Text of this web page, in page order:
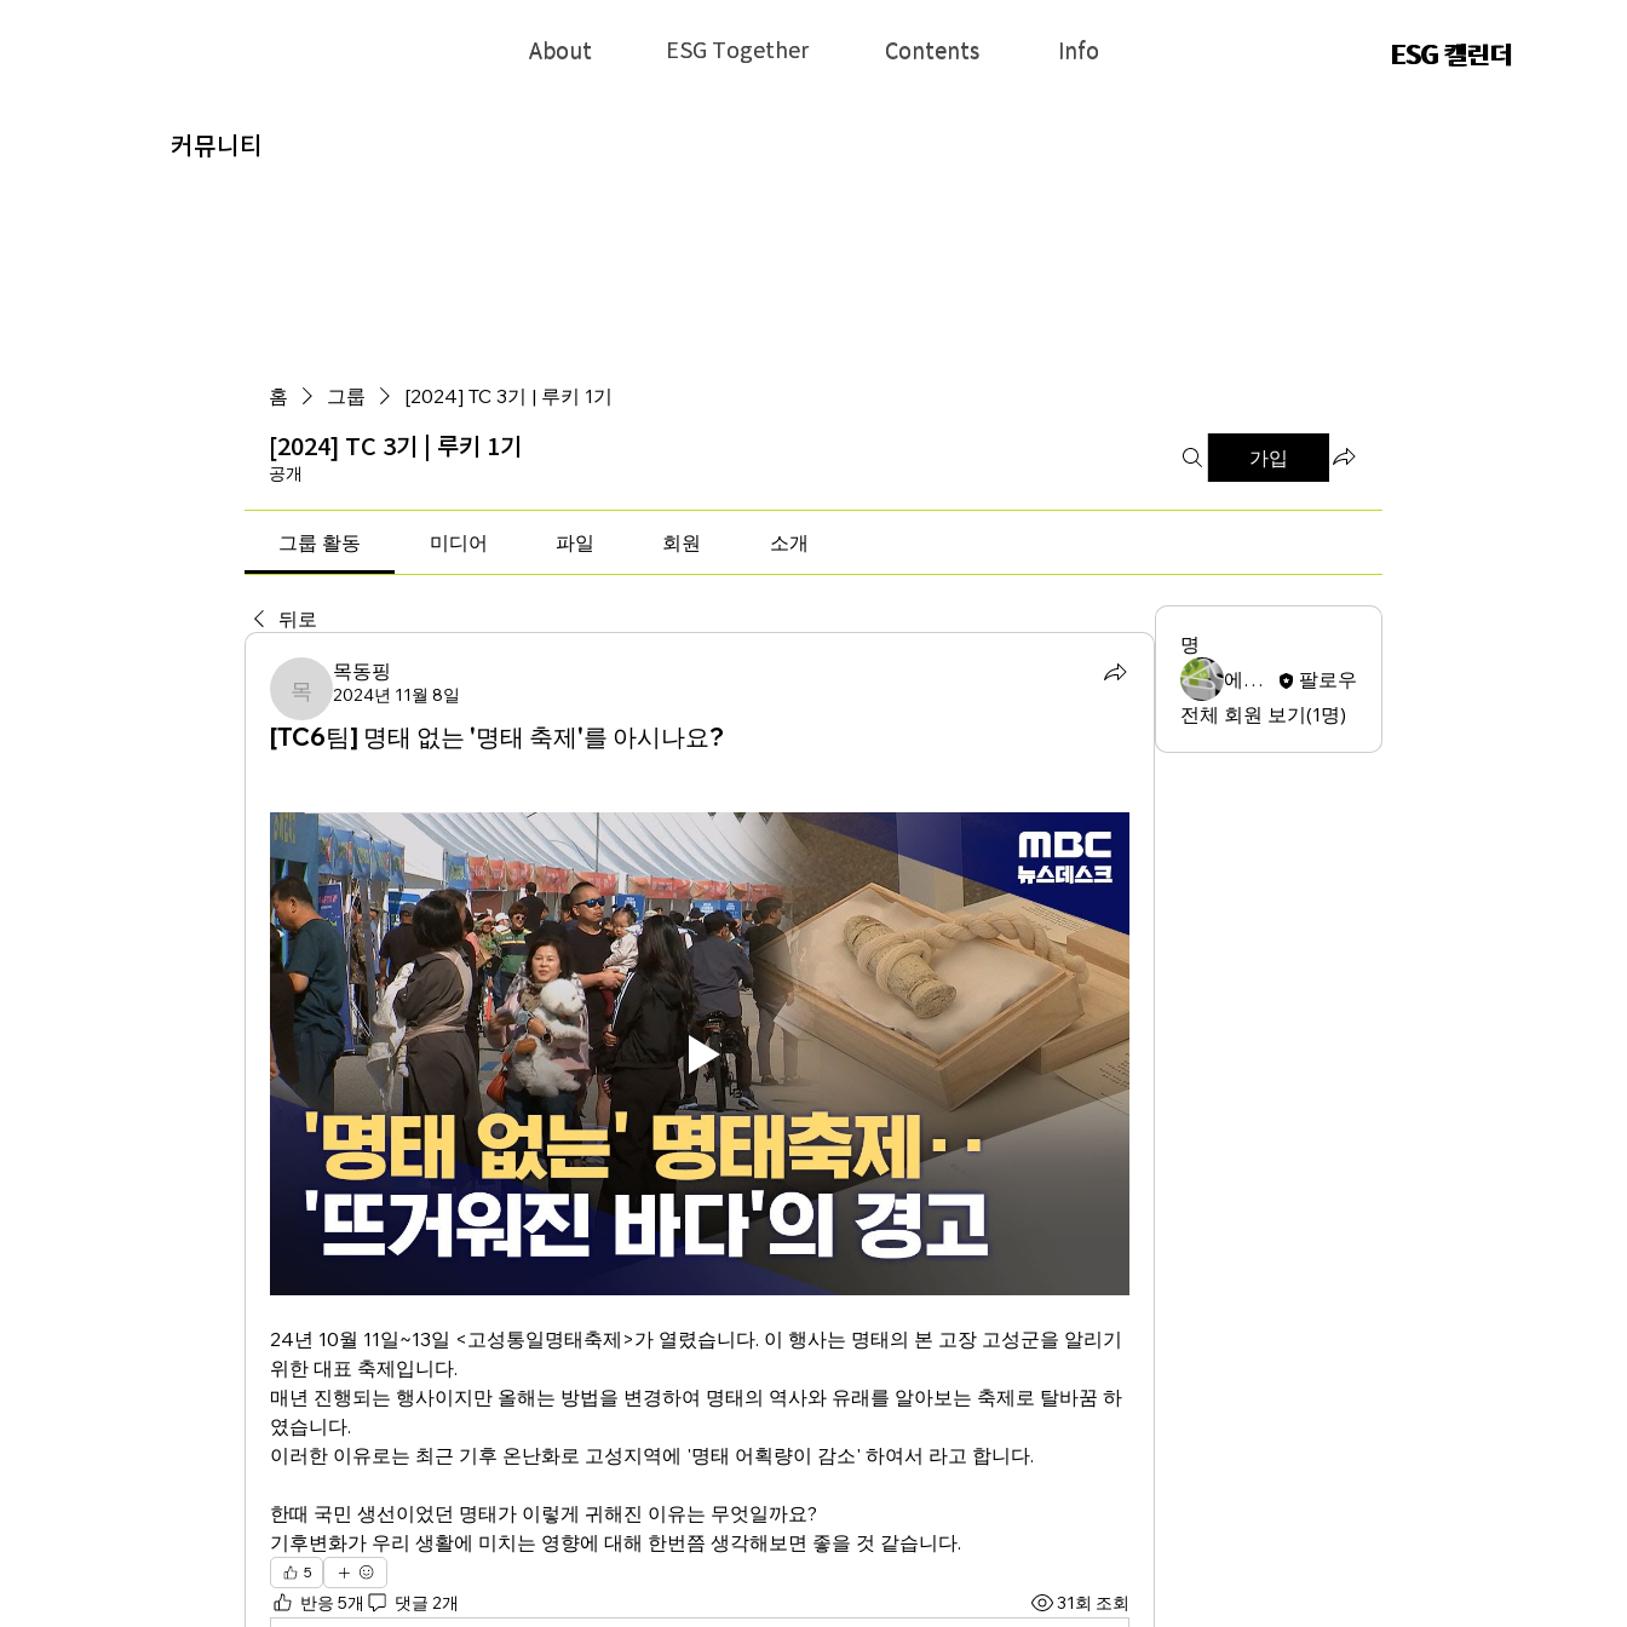
홈 그룹 [2024] TC 3기 | 루키 1기
[2024] TC 3기 | 루키 1기
공개
가입
그룹 활동 미디어 파일 회원 소개
뒤로
목동핑
목동핑
2024년 11월 8일
[TC6팀] 명태 없는 '명태 축제'를 아시나요?
24년 10월 11일~13일 <고성통일명태축제>가 열렸습니다. 이 행사는 명태의 본 고장 고성군을 알리기
위한 대표 축제입니다.
매년 진행되는 행사이지만 올해는 방법을 변경하여 명태의 역사와 유래를 알아보는 축제로 탈바꿈 하
였습니다.
이러한 이유로는 최근 기후 온난화로 고성지역에 '명태 어획량이 감소' 하여서 라고 합니다.
한때 국민 생선이었던 명태가 이렇게 귀해진 이유는 무엇일까요?
기후변화가 우리 생활에 미치는 영향에 대해 한번쯤 생각해보면 좋을 것 같습니다.
5
반응 5개 댓글 2개 31회 조회
명
에스지 이
팔로우
전체 회원 보기(1명)
​커뮤니티
About ESG Together Info
Contents ESG 캘린더
About ESG Together Contents Info ESG 캘린더